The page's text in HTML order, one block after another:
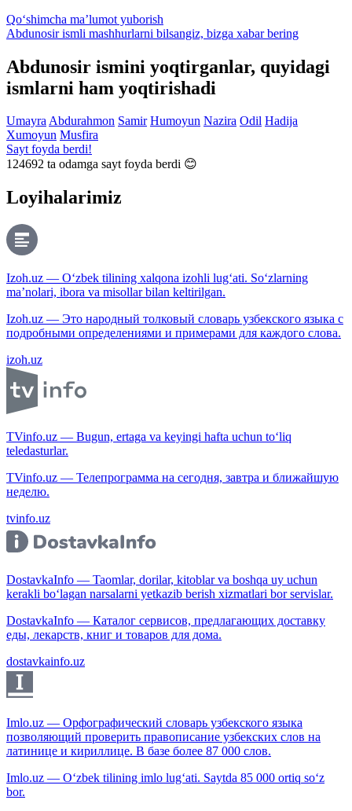
Qo‘shimcha ma’lumot yuborish
Abdunosir ismli mashhurlarni bilsangiz, bizga xabar bering
Abdunosir ismini yoqtirganlar, quyidagi
ismlarni ham yoqtirishadi
UmayraAbdurahmon Samir Humoyun Nazira Odil Hadija
Xumoyun Musfira
Sayt foyda berdi!
124692 ta odamga sayt foyda berdi 😊
Loyihalarimiz
Izoh.uz — O‘zbek tilining xalqona izohli lug‘ati. So‘zlarning
ma’nolari, ibora va misollar bilan keltirilgan.
Izoh.uz — Это народный толковый словарь узбекского языка с
подробными определениями и примерами для каждого слова.
izoh.uz
TVinfo.uz — Bugun, ertaga va keyingi hafta uchun to‘liq
teledasturlar.
TVinfo.uz — Телепрограмма на сегодня, завтра и ближайшую
неделю.
tvinfo.uz
DostavkaInfo — Taomlar, dorilar, kitoblar va boshqa uy uchun
kerakli bo‘lagan narsalarni yetkazib berish xizmatlari bor servislar.
DostavkaInfo — Каталог сервисов, предлагающих доставку
еды, лекарств, книг и товаров для дома.
dostavkainfo.uz
Imlo.uz — Орфографический словарь узбекского языка
позволяющий проверить правописание узбекских слов на
латинице и кириллице. В базе более 87 000 слов.
Imlo.uz — O‘zbek tilining imlo lug‘ati. Saytda 85 000 ortiq so‘z
bor.